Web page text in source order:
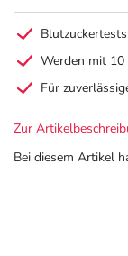
Werden mit
Für
Zur
Bei diesem Artikel